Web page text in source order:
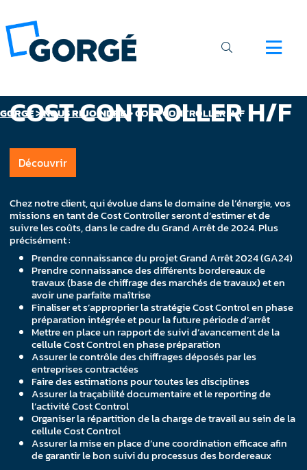
GORGÉ>NOUS REJOINDRE>COST CONTROLLER H/F
COST CONTROLLER H/F
Découvrir
Chez notre client, qui évolue dans le domaine de l’énergie, vos
missions en tant de Cost Controller seront d’estimer et de
suivre les coûts, dans le cadre du Grand Arrêt de 2024. Plus
précisément :
Prendre connaissance du projet Grand Arrêt 2024 (GA24)
Prendre connaissance des différents bordereaux de
travaux (base de chiffrage des marchés de travaux) et en
avoir une parfaite maîtrise
Finaliser et s’approprier la stratégie Cost Control en phase
préparation intégrée et pour la future période d’arrêt
Mettre en place un rapport de suivi d’avancement de la
cellule Cost Control en phase préparation
Assurer le contrôle des chiffrages déposés par les
entreprises contractées
Faire des estimations pour toutes les disciplines
Assurer la traçabilité documentaire et le reporting de
l’activité Cost Control
Organiser la répartition de la charge de travail au sein de la
cellule Cost Control
Assurer la mise en place d’une coordination efficace afin
de garantir le bon suivi du processus des bordereaux